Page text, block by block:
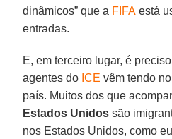
dinâmicos” que a FIFA está
entradas.
E, em terceiro lugar, é
agentes do ICE vêm tendo
país. Muitos dos que
Estados Unidos são
nos Estados Unidos, como